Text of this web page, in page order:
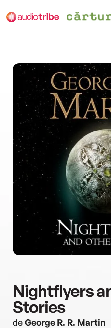
Nightflyers
Stories
deGeorge R. R. Martin